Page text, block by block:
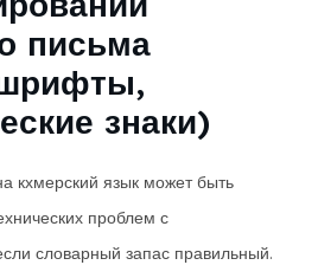
письма
знаки)
кхмерский язык может быть
проблем с
словарный запас правильный.